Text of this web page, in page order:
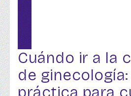
Cuándo ir a la
de ginecología: